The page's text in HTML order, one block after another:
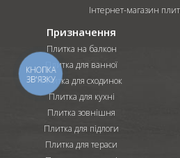
Інтернет-магазин
Призначення
Плитка на балкон
Плитка для ванної
Плитка для сходинок
Плитка для кухні
Плитка зовнішня
Плитка для підлоги
Плитка для тераси
КНОПКА
ЗВ'ЯЗКУ